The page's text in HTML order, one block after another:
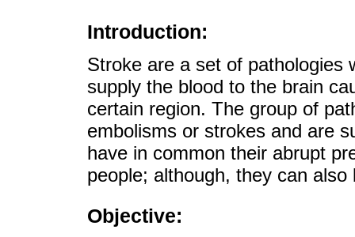
Introduction:
Stroke are a set of pathologies
supply the blood to the brain
certain region. The group of
embolisms or strokes and are
have in common their abrupt
people; although, they can
Objective: